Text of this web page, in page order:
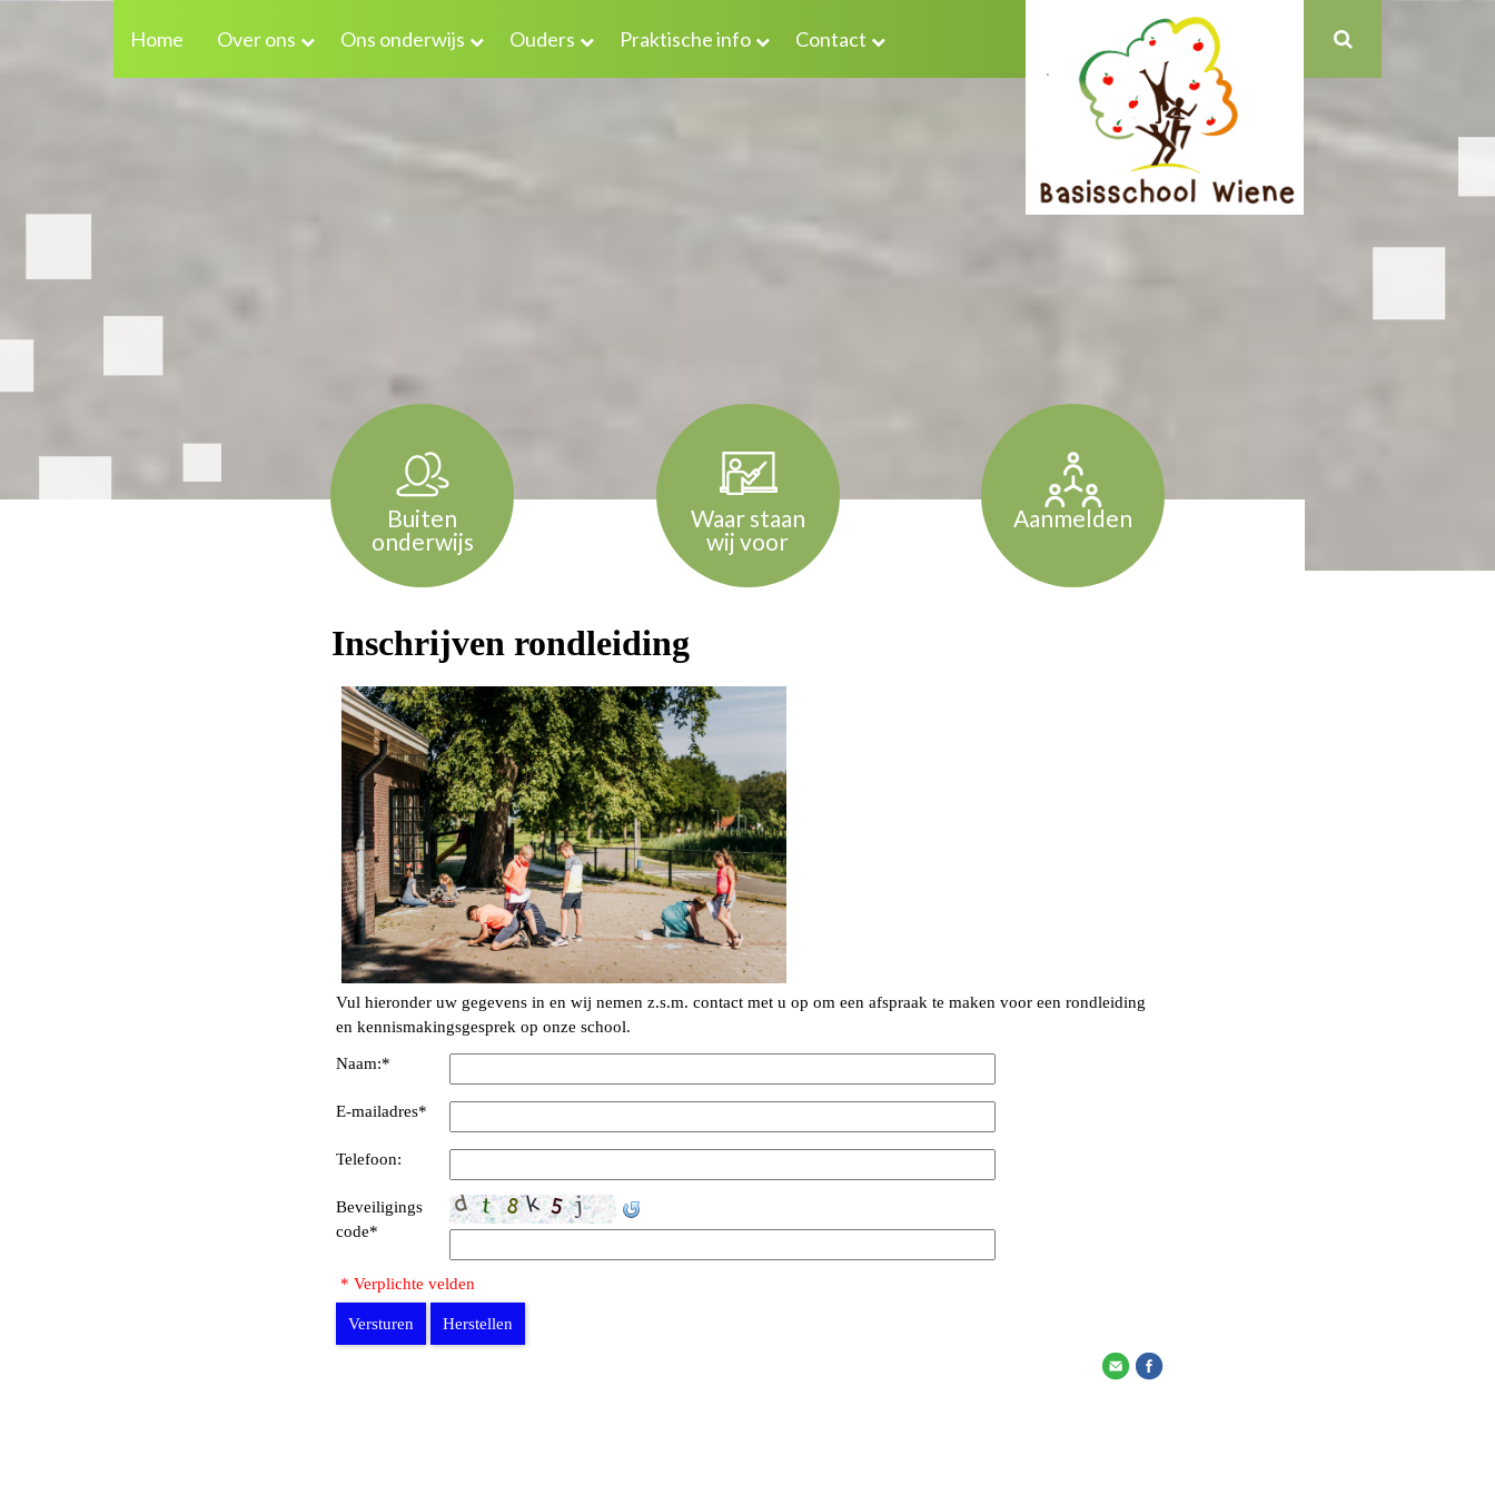
Home Over ons Ons onderwijs Ouders Praktische info Contact
Buiten
onderwijs
Waar staan
wij voor
Aanmelden
Inschrijven rondleiding
Vul hieronder uw gegevens in en wij nemen z.s.m. contact met u op om een afspraak te maken voor een rondleiding
en kennismakingsgesprek op onze school.
Naam:*
E-mailadres*
Telefoon:
Beveiligings
code*
* Verplichte velden
Versturen Herstellen